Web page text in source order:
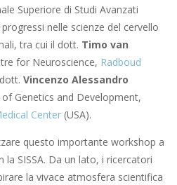
Superiore di Studi Avanzati
nelle scienze del cervello
tra cui il dott. Timo van
for Neuroscience, Radboud
Vincenzo Alessandro
Genetics and Development,
Center (USA).
questo importante workshop a
SISSA. Da un lato, i ricercatori
la vivace atmosfera scientifica